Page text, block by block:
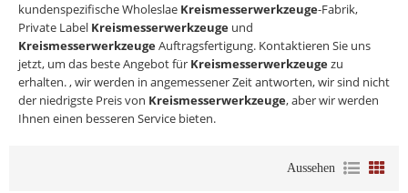
kundenspezifische Wholeslae Kreismesserwerkzeuge-Fabrik,
Private Label Kreismesserwerkzeuge und
KreismesserwerkzeugeAuftragsfertigung. Kontaktieren Sie uns
jetzt, um das beste Angebot für Kreismesserwerkzeugezu
erhalten. , wir werden in angemessener Zeit antworten, wir sind nicht
der niedrigste Preis von Kreismesserwerkzeuge, aber wir werden
Ihnen einen besseren Service bieten.
Aussehen